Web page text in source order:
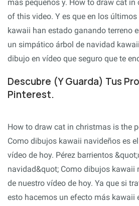
mas pequeños y. How to draw cat
of this video. Y es que en los
kawaii han estado ganando terreno
un simpático árbol de navidad
dibujo en vídeo que seguro que te
Descubre (Y Guarda) Tus
Pinterest.
How to draw cat in christmas is the
Como dibujos kawaii navideños es
vídeo de hoy. Pérez barrientos
navidad&quot; Como dibujos kawaii
de nuestro vídeo de hoy. Ya que si
esto hacemos un efecto más kawaii